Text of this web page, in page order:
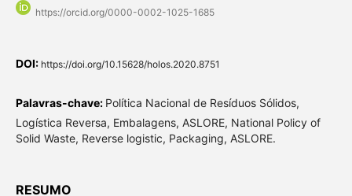
https://orcid.org/0000-0002-1025-1685
DOI: https://doi.org/10.15628/holos.2020.8751
Palavras-chave: Política Nacional de Resíduos Sólidos,
Logística Reversa, Embalagens, ASLORE, National Policy of
Solid Waste, Reverse logistic, Packaging, ASLORE.
RESUMO